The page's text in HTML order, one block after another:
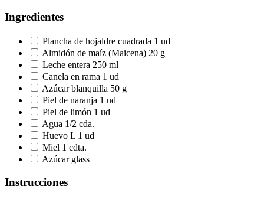
Ingredientes
Plancha de hojaldre cuadrada 1 ud
Almidón de maíz (Maicena) 20 g
Leche entera 250 ml
Canela en rama 1 ud
Azúcar blanquilla 50 g
Piel de naranja 1 ud
Piel de limón 1 ud
Agua 1/2 cda.
Huevo L 1 ud
Miel 1 cdta.
Azúcar glass
Instrucciones